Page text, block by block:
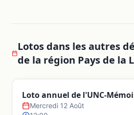
Beaufou
Beaurepaire
Lotos dans les autres
de la région Pays de la
Loto annuel de l'UNC-
Mercredi 12 Août